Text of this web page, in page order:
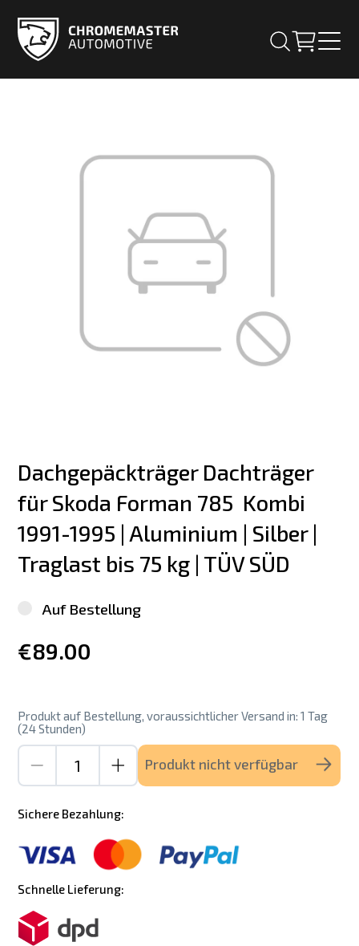
Dachgepäckträger Dachträger
für Skoda Forman 785  Kombi
1991-1995 | Aluminium | Silber |
Traglast bis 75 kg | TÜV SÜD
Auf Bestellung
€89.00
Produkt auf Bestellung, voraussichtlicher Versand in: 1 Tag
(24 Stunden)
Produkt nicht verfügbar
Sichere Bezahlung:
Schnelle Lieferung: